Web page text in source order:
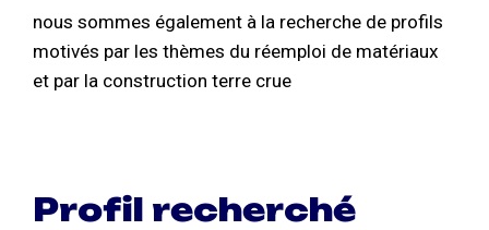
nous sommes également à la recherche de profils
motivés par les thèmes du réemploi de matériaux
et par la construction terre crue
Profil recherché